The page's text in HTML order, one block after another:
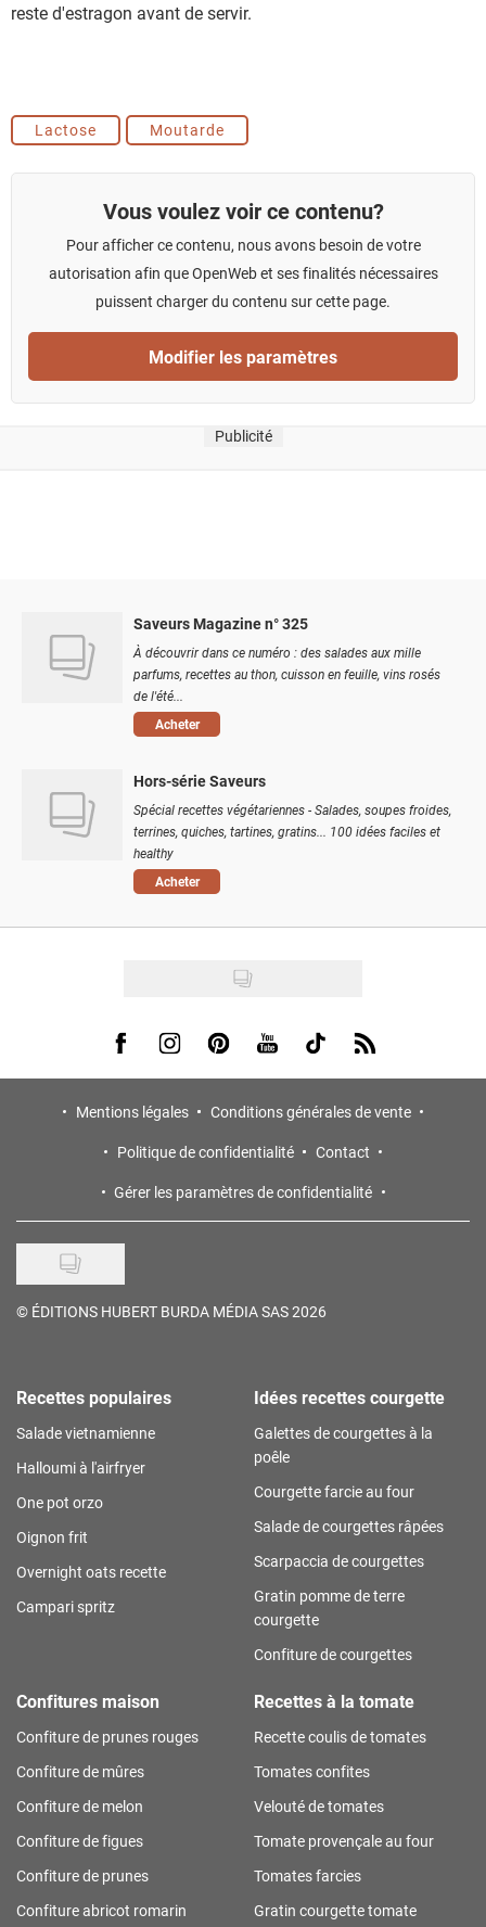
reste d'estragon avant de servir.
Lactose Moutarde
Vous voulez voir ce contenu?
Pour afficher ce contenu, nous avons besoin de votre
autorisation afin que OpenWeb et ses finalités nécessaires
puissent charger du contenu sur cette page.
Modifier les paramètres
Publicité
Saveurs Magazine n° 325
À découvrir dans ce numéro : des salades aux mille
parfums, recettes au thon, cuisson en feuille, vins rosés
de l'été...
Acheter
Hors-série Saveurs
Spécial recettes végétariennes - Salades, soupes froides,
terrines, quiches, tartines, gratins... 100 idées faciles et
healthy
Acheter
Visit us on Facebook
Visit us on Instagram
Visit us on Pinterest
Visit us on Youtube
Visit us on Tiktok
Visit us on Rss
Mentions légales
Conditions générales de vente
Politique de confidentialité
Contact
Gérer les paramètres de confidentialité
© ÉDITIONS HUBERT BURDA MÉDIA SAS 2026
Recettes populaires
Salade vietnamienne
Halloumi à l'airfryer
One pot orzo
Oignon frit
Overnight oats recette
Campari spritz
Idées recettes courgette
Galettes de courgettes à la
poêle
Courgette farcie au four
Salade de courgettes râpées
Scarpaccia de courgettes
Gratin pomme de terre
courgette
Confiture de courgettes
Confitures maison
Confiture de prunes rouges
Confiture de mûres
Confiture de melon
Confiture de figues
Confiture de prunes
Confiture abricot romarin
Recettes à la tomate
Recette coulis de tomates
Tomates confites
Velouté de tomates
Tomate provençale au four
Tomates farcies
Gratin courgette tomate